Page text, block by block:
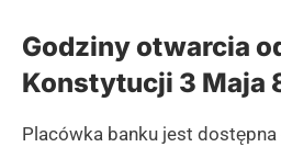
Godziny otwarcia
Konstytucji 3 Maja
Placówka banku jest